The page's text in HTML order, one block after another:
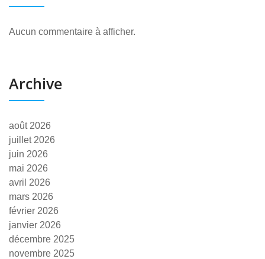
Aucun commentaire à afficher.
Archive
août 2026
juillet 2026
juin 2026
mai 2026
avril 2026
mars 2026
février 2026
janvier 2026
décembre 2025
novembre 2025